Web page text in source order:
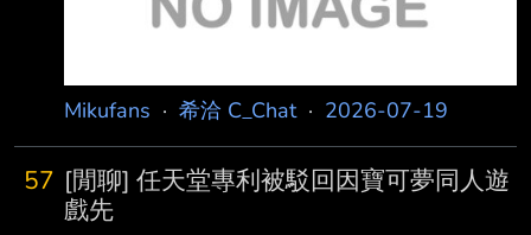
Mikufans · 希洽 C_Chat· 2026-07-19
57 [閒聊] 任天堂專利被駁回因寶可夢同人遊
戲先